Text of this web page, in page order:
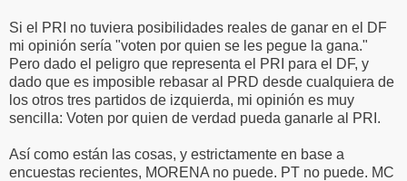
Si el PRI no tuviera posibilidades reales de ganar en el DF
mi opinión sería "voten por quien se les pegue la gana."
Pero dado el peligro que representa el PRI para el DF, y
dado que es imposible rebasar al PRD desde cualquiera de
los otros tres partidos de izquierda, mi opinión es muy
sencilla: Voten por quien de verdad pueda ganarle al PRI.
Así como están las cosas, y estrictamente en base a
encuestas recientes, MORENA no puede. PT no puede. MC